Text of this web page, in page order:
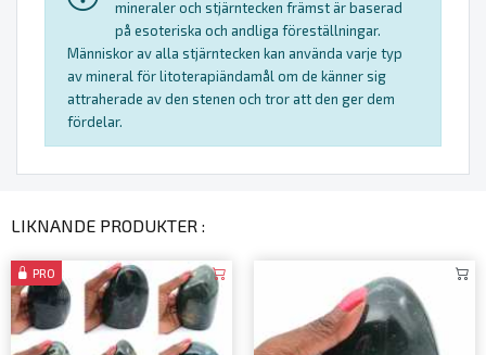
mineraler och stjärntecken främst är baserad
på esoteriska och andliga föreställningar.
Människor av alla stjärntecken kan använda varje typ
av mineral för litoterapiändamål om de känner sig
attraherade av den stenen och tror att den ger dem
fördelar.
LIKNANDE PRODUKTER :
PRO